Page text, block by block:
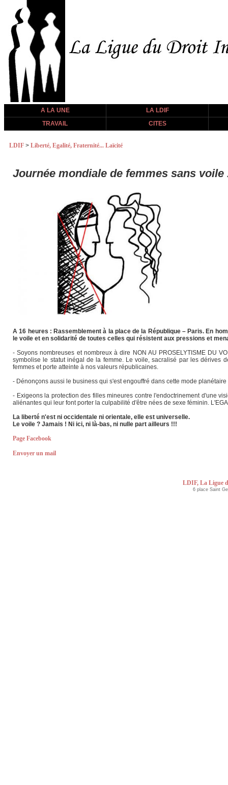
A LA UNE
LA LDIF
TRAVAIL
CITES
LDIF > Liberté, Egalité, Fraternité... Laïcité
Journée mondiale de femmes sans voile
A 16 heures : Rassemblement à la place de la République – Paris. En
le voile et en solidarité de toutes celles qui résistent aux pressions et
- Soyons nombreuses et nombreux à dire NON AU PROSELYTISME DU
symbolise le statut inégal de la femme. Le voile, sacralisé par les dérives
femmes et porte atteinte à nos valeurs républicaines.
- Dénonçons aussi le business qui s'est engouffré dans cette mode
- Exigeons la protection des filles mineures contre l'endoctrinement d'une
aliénantes qui leur font porter la culpabilité d'être nées de sexe féminin.
La liberté n'est ni occidentale ni orientale, elle est universelle.
Le voile ? Jamais ! Ni ici, ni là-bas, ni nulle part ailleurs !!!
Page Facebook
Envoyer un mail
LDIF, La Ligue
6 place Saint